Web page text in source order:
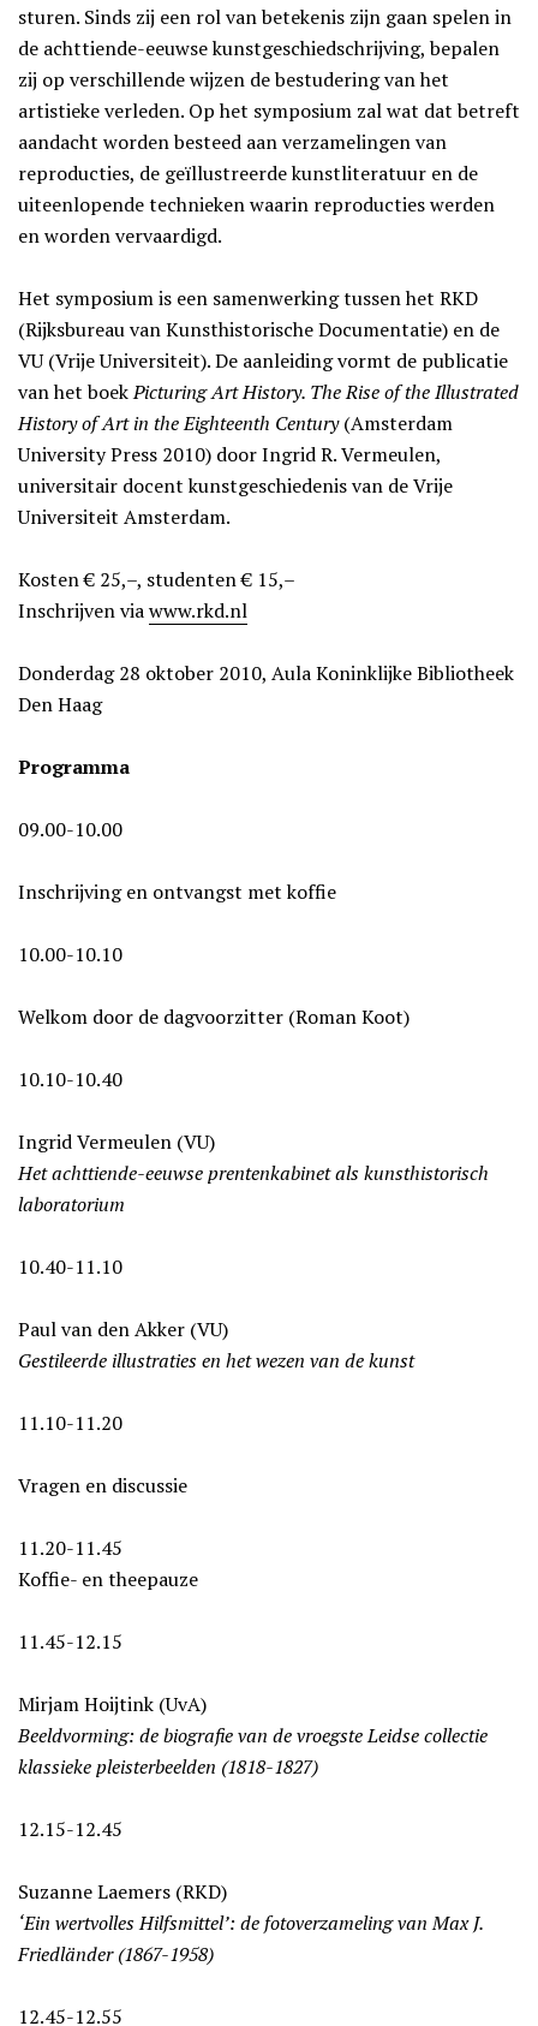
sturen. Sinds zij een rol van betekenis zijn gaan spelen in
de achttiende-eeuwse kunstgeschiedschrijving, bepalen
zij op verschillende wijzen de bestudering van het
artistieke verleden. Op het symposium zal wat dat betreft
aandacht worden besteed aan verzamelingen van
reproducties, de geïllustreerde kunstliteratuur en de
uiteenlopende technieken waarin reproducties werden
en worden vervaardigd.
Het symposium is een samenwerking tussen het RKD
(Rijksbureau van Kunsthistorische Documentatie) en de
VU (Vrije Universiteit). De aanleiding vormt de publicatie
van het boekPicturing Art History. The Rise of the Illustrated
History of Art in the Eighteenth Century(Amsterdam
University Press 2010) door Ingrid R. Vermeulen,
universitair docent kunstgeschiedenis van de Vrije
Universiteit Amsterdam.
Kosten € 25,–, studenten € 15,–
Inschrijven viawww.rkd.nl
Donderdag 28 oktober 2010, Aula Koninklijke Bibliotheek
Den Haag
Programma
09.00-10.00
Inschrijving en ontvangst met koffie
10.00-10.10
Welkom door de dagvoorzitter (Roman Koot)
10.10-10.40
Ingrid Vermeulen (VU)
Het achttiende-eeuwse prentenkabinet als kunsthistorisch
laboratorium
10.40-11.10
Paul van den Akker (VU)
Gestileerde illustraties en het wezen van de kunst
11.10-11.20
Vragen en discussie
11.20-11.45
Koffie- en theepauze
11.45-12.15
Mirjam Hoijtink (UvA)
Beeldvorming: de biografie van de vroegste Leidse collectie
klassieke pleisterbeelden (1818-1827)
12.15-12.45
Suzanne Laemers (RKD)
‘Ein wertvolles Hilfsmittel’: de fotoverzameling van Max J.
Friedländer (1867-1958)
12.45-12.55